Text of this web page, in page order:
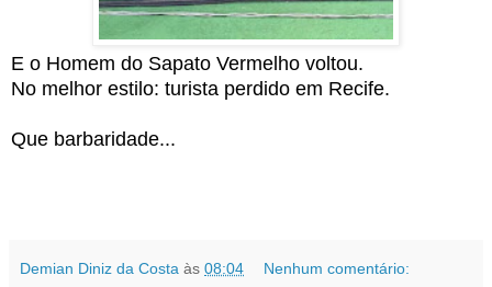
E o Homem do Sapato Vermelho voltou.
No melhor estilo: turista perdido em Recife.
Que barbaridade...
Demian Diniz da Costa às 08:04 Nenhum comentário: